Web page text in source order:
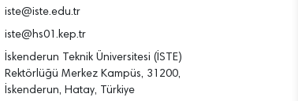
iste@iste.edu.tr
iste@hs01.kep.tr
İskenderun Teknik Üniversitesi (İSTE)
Rektörlüğü Merkez Kampüs, 31200,
İskenderun, Hatay, Türkiye